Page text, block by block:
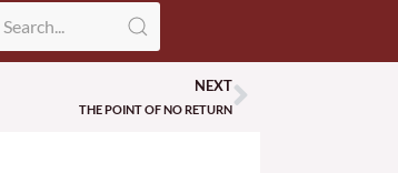
NEXT
THE POINT OF NO RETURNNext